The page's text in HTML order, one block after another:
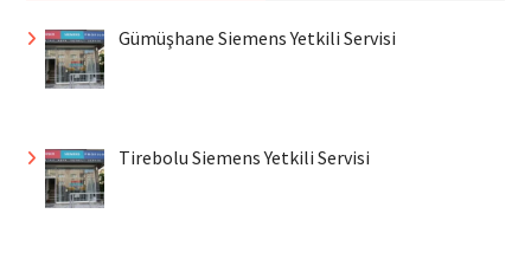
Gümüşhane Siemens Yetkili Servisi
Tirebolu Siemens Yetkili Servisi